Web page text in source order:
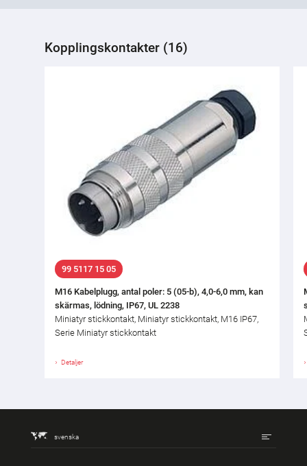
Kopplingskontakter (16)
99 5117 15 05
M16 Kabelplugg, antal poler: 5 (05-b), 4,0-6,0 mm, kan
skärmas, lödning, IP67, UL 2238
Miniatyr stickkontakt, Miniatyr stickkontakt, M16 IP67,
Serie Miniatyr stickkontakt
Detaljer
svenska